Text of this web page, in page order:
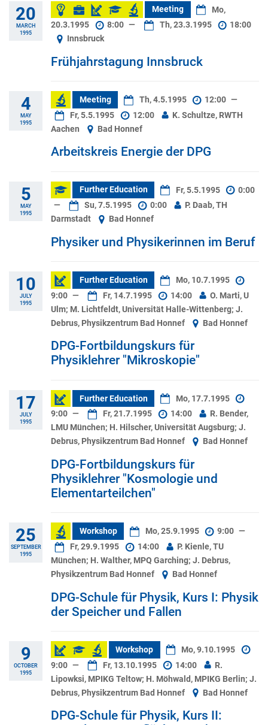
20
MARCH
1995
Meeting
Mo,
20.3.1995
8:00 — Th, 23.3.1995
18:00
Innsbruck
Frühjahrstagung Innsbruck
4
MAY
1995
Meeting Th, 4.5.1995 12:00 —
Fr, 5.5.1995
12:00
K. Schultze, RWTH
Aachen
Bad Honnef
Arbeitskreis Energie der DPG
5
MAY
1995
Further Education Fr, 5.5.1995
0:00
—
Su, 7.5.1995 0:00
P. Daab, TH
Darmstadt
Bad Honnef
Physiker und Physikerinnen im Beruf
10
JULY
1995
Further Education
Mo, 10.7.1995
9:00 — Fr, 14.7.1995 14:00
O. Marti, U
Ulm; M. Lichtfeldt, Universität Halle-Wittenberg; J.
Debrus, Physikzentrum Bad Honnef
Bad Honnef
DPG-Fortbildungskurs für
Physiklehrer "Mikroskopie"
17
JULY
1995
Further Education
Mo, 17.7.1995
9:00 — Fr, 21.7.1995 14:00
R. Bender,
LMU München; H. Hilscher, Universität Augsburg; J.
Debrus, Physikzentrum Bad Honnef
Bad Honnef
DPG-Fortbildungskurs für
Physiklehrer "Kosmologie und
Elementarteilchen"
25
SEPTEMBER
1995
Workshop Mo, 25.9.1995 9:00 —
Fr, 29.9.1995
14:00
P. Kienle, TU
München; H. Walther, MPQ Garching; J. Debrus,
Physikzentrum Bad Honnef
Bad Honnef
DPG-Schule für Physik, Kurs I: Physik
der Speicher und Fallen
9
OCTOBER
1995
Workshop
Mo, 9.10.1995
9:00 — Fr, 13.10.1995 14:00
R.
Lipowksi, MPIKG Teltow; H. Möhwald, MPIKG Berlin; J.
Debrus, Physikzentrum Bad Honnef
Bad Honnef
DPG-Schule für Physik, Kurs II: